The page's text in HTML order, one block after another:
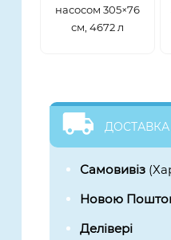
насосом 305×76
см, 4672 л
ДОСТАВКА
Самовивіз
Новою
Делівері